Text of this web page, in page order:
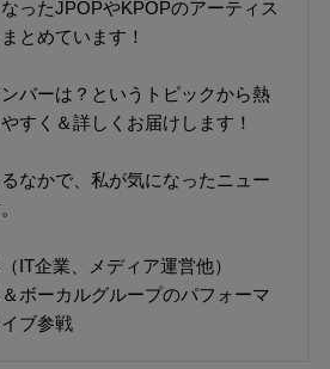
ったJPOPやKPOPのアーティス
とめています！
バーは？というトピックから熱
すく＆詳しくお届けします！
なかで、私が気になったニュー
IT企業、メディア運営他）
ボーカルグループのパフォーマ
ブ参戦